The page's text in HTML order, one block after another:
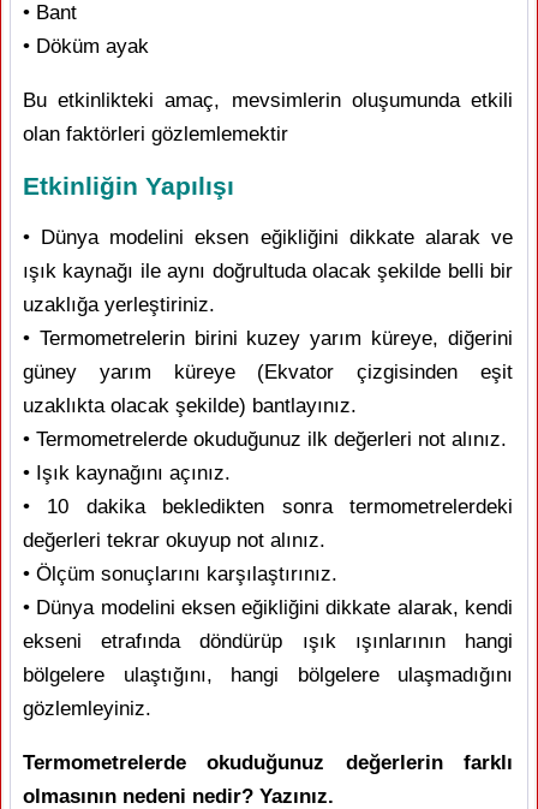
• Bant
• Döküm ayak
Bu etkinlikteki amaç, mevsimlerin oluşumunda etkili
olan faktörleri gözlemlemektir
Etkinliğin Yapılışı
• Dünya modelini eksen eğikliğini dikkate alarak ve
ışık kaynağı ile aynı doğrultuda olacak şekilde belli bir
uzaklığa yerleştiriniz.
• Termometrelerin birini kuzey yarım küreye, diğerini
güney yarım küreye (Ekvator çizgisinden eşit
uzaklıkta olacak şekilde) bantlayınız.
• Termometrelerde okuduğunuz ilk değerleri not alınız.
• Işık kaynağını açınız.
• 10 dakika bekledikten sonra termometrelerdeki
değerleri tekrar okuyup not alınız.
• Ölçüm sonuçlarını karşılaştırınız.
• Dünya modelini eksen eğikliğini dikkate alarak, kendi
ekseni etrafında döndürüp ışık ışınlarının hangi
bölgelere ulaştığını, hangi bölgelere ulaşmadığını
gözlemleyiniz.
Termometrelerde okuduğunuz değerlerin farklı
olmasının nedeni nedir? Yazınız.